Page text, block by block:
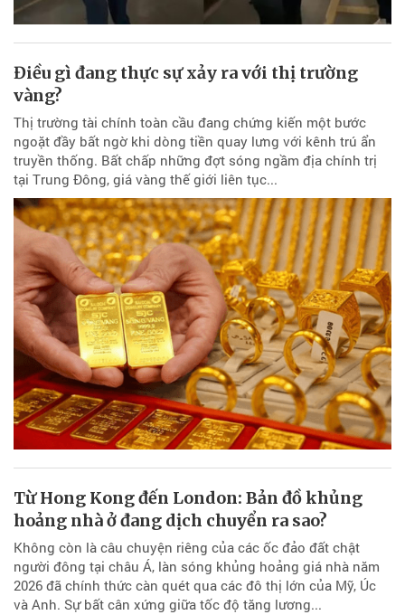
Điều gì đang thực sự xảy ra với thị trường
vàng?
Thị trường tài chính toàn cầu đang chứng kiến một bước
ngoặt đầy bất ngờ khi dòng tiền quay lưng với kênh trú ẩn
truyền thống. Bất chấp những đợt sóng ngầm địa chính trị
tại Trung Đông, giá vàng thế giới liên tục...
Từ Hong Kong đến London: Bản đồ khủng
hoảng nhà ở đang dịch chuyển ra sao?
Không còn là câu chuyện riêng của các ốc đảo đất chật
người đông tại châu Á, làn sóng khủng hoảng giá nhà năm
2026 đã chính thức càn quét qua các đô thị lớn của Mỹ, Úc
và Anh. Sự bất cân xứng giữa tốc độ tăng lương...